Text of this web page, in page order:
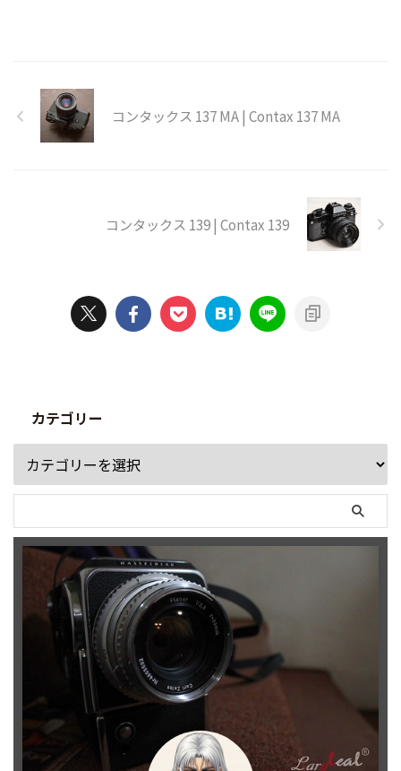
コンタックス 137 MA | Contax 137 MA
コンタックス 139 | Contax 139
カテゴリー